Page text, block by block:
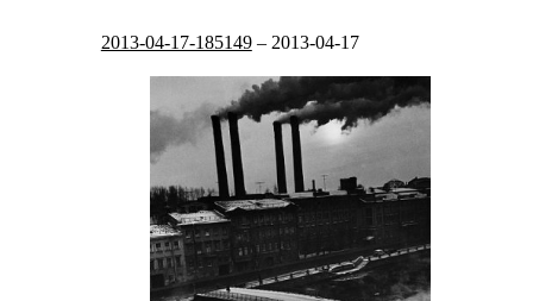
2013-04-17-185149– 2013-04-17